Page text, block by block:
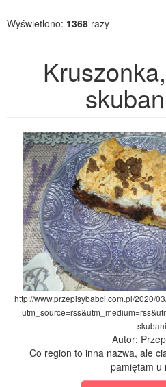
Wyświetlono: 1368 razy
http://www.przepisybabci.com.pl/2020/
Autor:
Co region to inna nazwa, ale
pamiętam u